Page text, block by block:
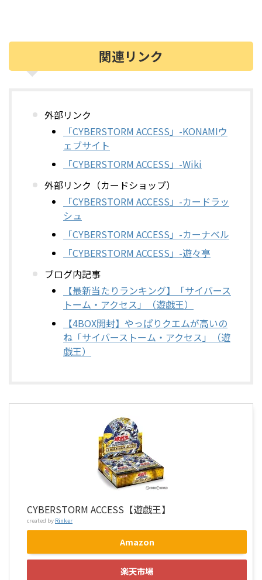
関連リンク
外部リンク
「CYBERSTORM ACCESS」-KONAMIウ
ェブサイト
「CYBERSTORM ACCESS」-Wiki
外部リンク（カードショップ）
「CYBERSTORM ACCESS」-カードラッ
シュ
「CYBERSTORM ACCESS」-カーナベル
「CYBERSTORM ACCESS」-遊々亭
ブログ内記事
【最新当たりランキング】「サイバース
トーム・アクセス」（遊戯王）
【4BOX開封】やっぱりクエムが高いの
ね「サイバーストーム・アクセス」（遊
戯王）
CYBERSTORM ACCESS【遊戯王】
created by Rinker
Amazon
楽天市場